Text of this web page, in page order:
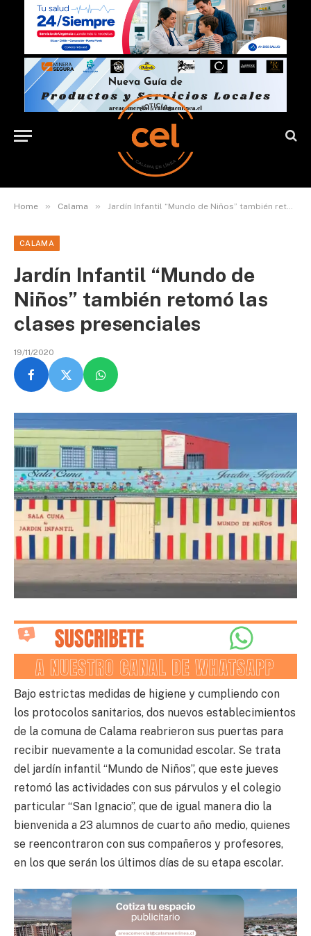
Home » Calama » Jardín Infantil “Mundo de Niños” también retomó las clases presenciales
CALAMA
Jardín Infantil “Mundo de
Niños” también retomó las
clases presenciales
19/11/2020
Bajo estrictas medidas de higiene y cumpliendo con
los protocolos sanitarios, dos nuevos establecimientos
de la comuna de Calama reabrieron sus puertas para
recibir nuevamente a la comunidad escolar. Se trata
del jardín infantil “Mundo de Niños”, que este jueves
retomó las actividades con sus párvulos y el colegio
particular “San Ignacio”, que de igual manera dio la
bienvenida a 23 alumnos de cuarto año medio, quienes
se reencontraron con sus compañeros y profesores,
en los que serán los últimos días de su etapa escolar.